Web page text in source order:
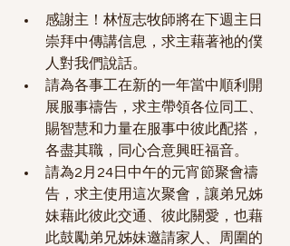
感謝主！林恆志牧師將在下週主日
崇拜中傳講信息，求主藉著祂的僕
人對我們說話。
請為各事工在新的一年當中順利開
展服事禱告，求主帶領各位同工、
賜智慧和力量在服事中彼此配搭，
各盡其職，同心合意興旺福音。
請為2月24日中午的元宵節聚會禱
告，求主使用這次聚會，讓弟兄姊
妹藉此彼此交通、彼此關愛，也藉
此鼓勵弟兄姊妹邀請家人、周圍的